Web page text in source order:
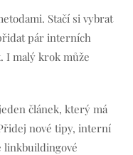
Stačí si vybrat
pár interních
I malý krok může
článek, který má
nové tipy, interní
linkbuildingové